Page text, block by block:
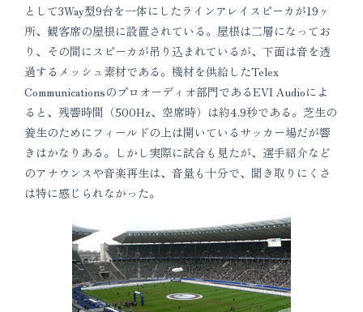
として3Way型9台を一体にしたラインアレイスピーカが19ヶ
所、観客席の屋根に設置されている。屋根は二層になってお
り、その間にスピーカが吊り込まれているが、下面は音を透
過するメッシュ素材である。機材を供給したTelex
Communicationsのプロオーディオ部門であるEVI Audioによ
ると、残響時間（500Hz、空席時）は約4.9秒である。芝生の
養生のためにフィールドの上は開いているサッカー場だが響
きはかなりある。しかし実際に試合も見たが、選手紹介など
のアナウンスや音楽再生は、音量も十分で、聞き取りにくさ
は特に感じられなかった。